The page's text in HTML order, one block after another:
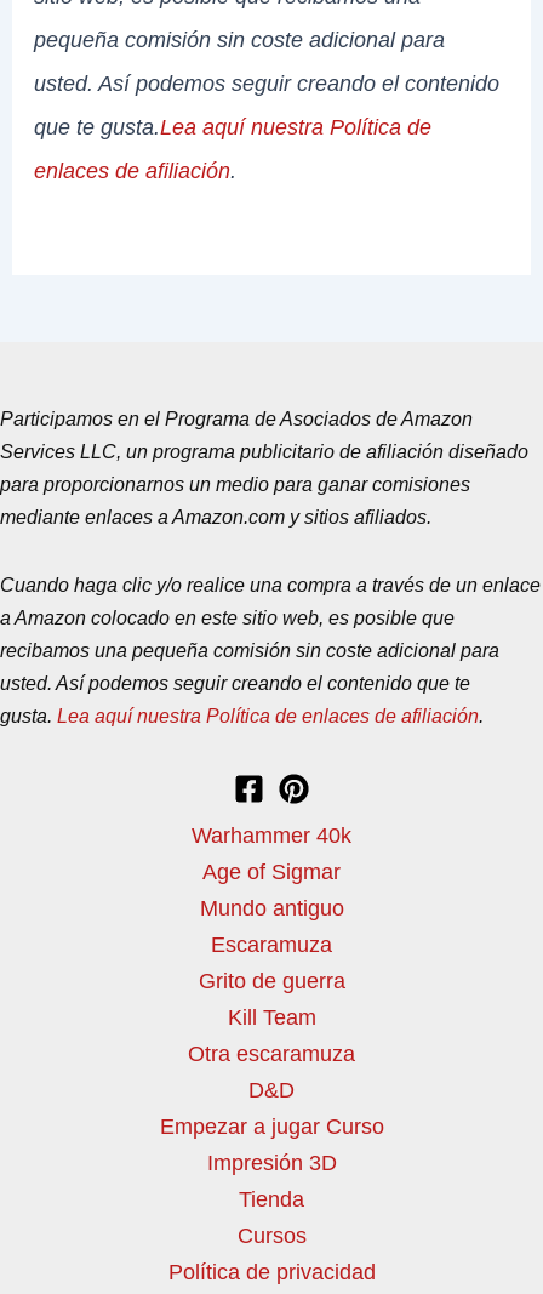
pequeña comisión sin coste adicional para
usted. Así podemos seguir creando el contenido
que te gusta.Lea aquí nuestra Política de
enlaces de afiliación.
Participamos en el Programa de Asociados de Amazon
Services LLC, un programa publicitario de afiliación diseñado
para proporcionarnos un medio para ganar comisiones
mediante enlaces a Amazon.com y sitios afiliados.
Cuando haga clic y/o realice una compra a través de un enlace
a Amazon colocado en este sitio web, es posible que
recibamos una pequeña comisión sin coste adicional para
usted. Así podemos seguir creando el contenido que te
gusta. Lea aquí nuestra Política de enlaces de afiliación.
Warhammer 40k
Age of Sigmar
Mundo antiguo
Escaramuza
Grito de guerra
Kill Team
Otra escaramuza
D&D
Empezar a jugar Curso
Impresión 3D
Tienda
Cursos
Política de privacidad